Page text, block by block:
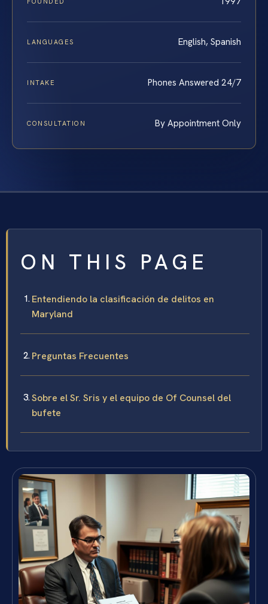
LANGUAGES English, Spanish
INTAKE Phones Answered 24/7
CONSULTATION By Appointment Only
ON THIS PAGE
Entendiendo la clasificación de delitos en
Maryland
Preguntas Frecuentes
Sobre el Sr. Sris y el equipo de Of Counsel del
bufete